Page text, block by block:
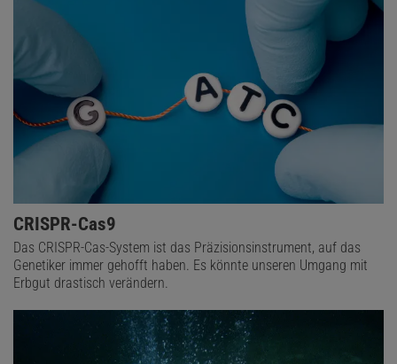
CRISPR-Cas9
Das CRISPR-Cas-System ist das Präzisionsinstrument, auf das
Genetiker immer gehofft haben. Es könnte unseren Umgang mit
Erbgut drastisch verändern.